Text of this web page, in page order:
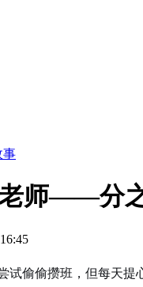
事
师——分
试偷偷攒班，但每天